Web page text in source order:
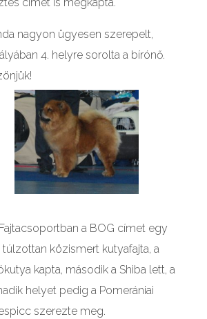
nagyon ügyesen szerepelt,
4. helyre sorolta a bírónő.
a BOG címet egy
túlzottan közismert kutyafajta, a
kapta, második a Shiba lett, a
helyet pedig a Pomerániai
szerezte meg.